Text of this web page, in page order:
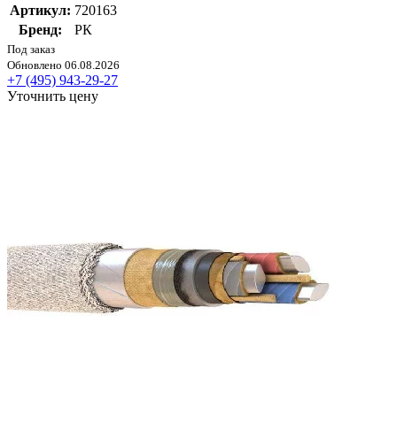
Артикул: 720163
Бренд:
РК
Под заказ
Обновлено 06.08.2026
+7 (495) 943-29-27
Уточнить цену